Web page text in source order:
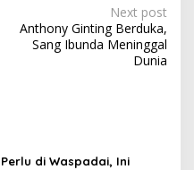
Next post
Anthony Ginting Berduka,
Sang Ibunda Meninggal
Dunia
Perlu di Waspadai, Ini